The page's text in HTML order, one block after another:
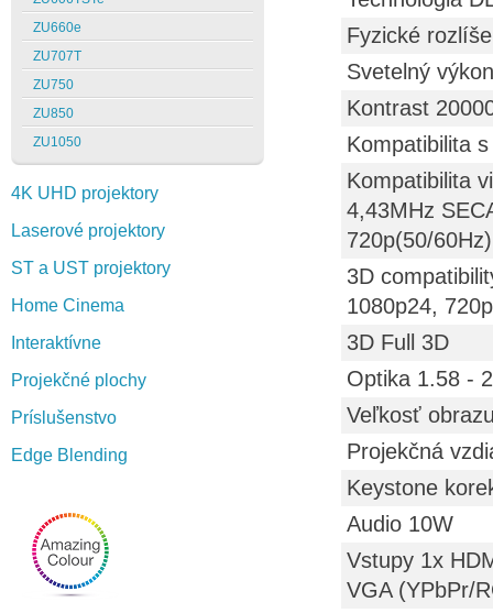
Fyzické
Svetelný
Kontrast
Kompatibilita
Kompatibilita
4,43MHz
720p(50/
3D
1080p24,
3D Full 3D
Optika 1.58 -
Veľkosť
Projekčná
Keystone
Audio 10W
Vstupy 1x
VGA (YPbPr/
ZU660e
ZU707T
ZU750
ZU850
ZU1050
4K UHD projektory
Laserové projektory
ST a UST projektory
Home Cinema
Interaktívne
Projekčné plochy
Príslušenstvo
Edge Blending